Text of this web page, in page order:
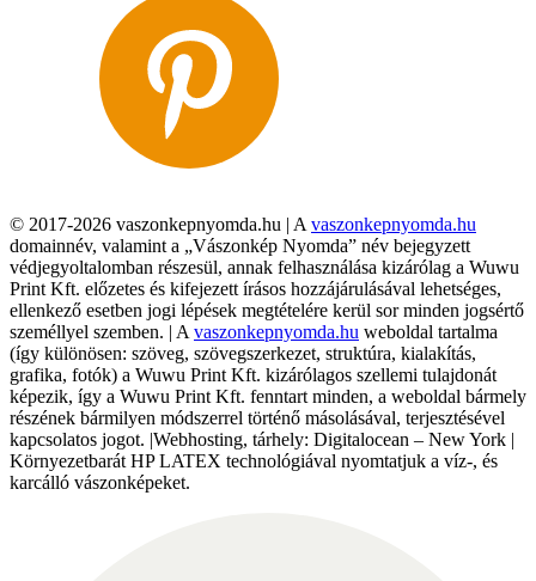
© 2017-2026 vaszonkepnyomda.hu | A vaszonkepnyomda.hu
domainnév, valamint a „Vászonkép Nyomda” név bejegyzett
védjegyoltalomban részesül, annak felhasználása kizárólag a Wuwu
Print Kft. előzetes és kifejezett írásos hozzájárulásával lehetséges,
ellenkező esetben jogi lépések megtételére kerül sor minden jogsértő
személlyel szemben. | A vaszonkepnyomda.hu weboldal tartalma
(így különösen: szöveg, szövegszerkezet, struktúra, kialakítás,
grafika, fotók) a Wuwu Print Kft. kizárólagos szellemi tulajdonát
képezik, így a Wuwu Print Kft. fenntart minden, a weboldal bármely
részének bármilyen módszerrel történő másolásával, terjesztésével
kapcsolatos jogot. |Webhosting, tárhely: Digitalocean – New York |
Környezetbarát HP LATEX technológiával nyomtatjuk a víz-, és
karcálló vászonképeket.